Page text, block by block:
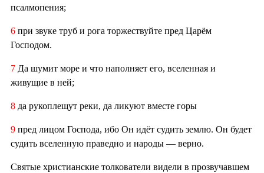
псалмопения;
6 при звуке труб и рога торжествуйте пред Царём
Господом.
7 Да шумит море и что наполняет его, вселенная и
живущие в ней;
8 да рукоплещут реки, да ликуют вместе горы
9 пред лицом Господа, ибо Он идёт судить землю. Он будет
судить вселенную праведно и народы — верно.
Святые христианские толкователи видели в прозвучавшем